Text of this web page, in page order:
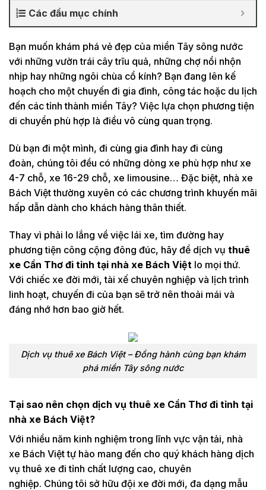
Các đầu mục chính
Bạn muốn khám phá vẻ đẹp của miền Tây sông nước
với những vườn trái cây trĩu quả, những chợ nổi nhộn
nhịp hay những ngôi chùa cổ kính? Bạn đang lên kế
hoạch cho một chuyến đi gia đình, công tác hoặc du lịch
đến các tỉnh thành miền Tây? Việc lựa chọn phương tiện
di chuyển phù hợp là điều vô cùng quan trọng.
Dù bạn đi một mình, đi cùng gia đình hay đi cùng
đoàn, chúng tôi đều có những dòng xe phù hợp như xe
4-7 chỗ, xe 16-29 chỗ, xe limousine… Đặc biệt, nhà xe
Bách Việt thường xuyên có các chương trình khuyến mãi
hấp dẫn dành cho khách hàng thân thiết.
Thay vì phải lo lắng về việc lái xe, tìm đường hay
phương tiện công cộng đông đúc, hãy để dịch vụ thuê
xe Cần Thơ đi tỉnh tại nhà xe Bách Việt lo mọi thứ.
Với chiếc xe đời mới, tài xế chuyên nghiệp và lịch trình
linh hoạt, chuyến đi của bạn sẽ trở nên thoải mái và
đáng nhớ hơn bao giờ hết.
Dịch vụ thuê xe Bách Việt – Đồng hành cùng bạn khám
phá miền Tây sông nước
Tại sao nên chọn dịch vụ thuê xe Cần Thơ đi tỉnh tại
nhà xe Bách Việt?
Với nhiều năm kinh nghiệm trong lĩnh vực vận tải, nhà
xe Bách Việt tự hào mang đến cho quý khách hàng dịch
vụ thuê xe đi tỉnh chất lượng cao, chuyên
nghiệp. Chúng tôi sở hữu đội xe đời mới, đa dạng mẫu